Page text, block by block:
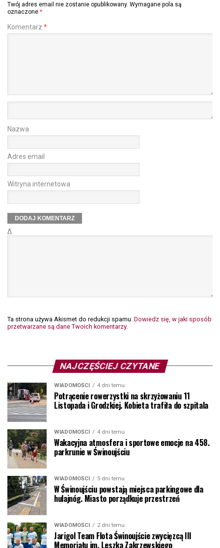
Twój adres email nie zostanie opublikowany. Wymagane pola są
oznaczone *
Komentarz *
Nazwa
Adres email
Witryna internetowa
Δ
Ta strona używa Akismet do redukcji spamu. Dowiedz się, w jaki sposób
przetwarzane są dane Twoich komentarzy.
NAJCZĘŚCIEJ CZYTANE
WIADOMOŚCI 4 dni temu
Potrącenie rowerzystki na skrzyżowaniu 11
Listopada i Grodzkiej. Kobieta trafiła do szpitala
WIADOMOŚCI 4 dni temu
Wakacyjna atmosfera i sportowe emocje na 458.
parkrunie w Świnoujściu
WIADOMOŚCI 5 dni temu
W Świnoujściu powstają miejsca parkingowe dla
hulajnóg. Miasto porządkuje przestrzeń
WIADOMOŚCI 2 dni temu
Jarigol Team Flota Świnoujście zwycięzcą III
Memoriału im. Leszka Zakrzewskiego